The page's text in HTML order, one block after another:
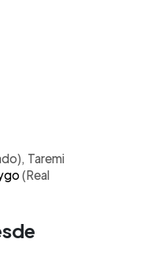
Taremi
(Real